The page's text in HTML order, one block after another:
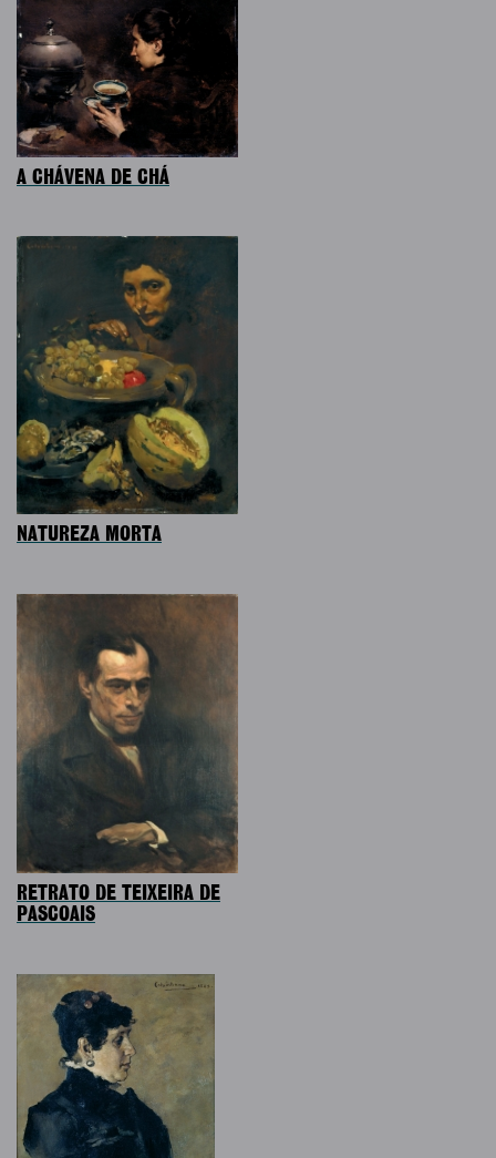
A CHÁVENA DE CHÁ
NATUREZA MORTA
RETRATO DE TEIXEIRA DE
PASCOAIS